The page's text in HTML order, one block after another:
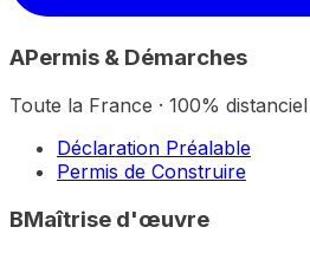
APermis & Démarches
Toute la France · 100% distanciel
Déclaration Préalable
Permis de Construire
BMaîtrise d'œuvre